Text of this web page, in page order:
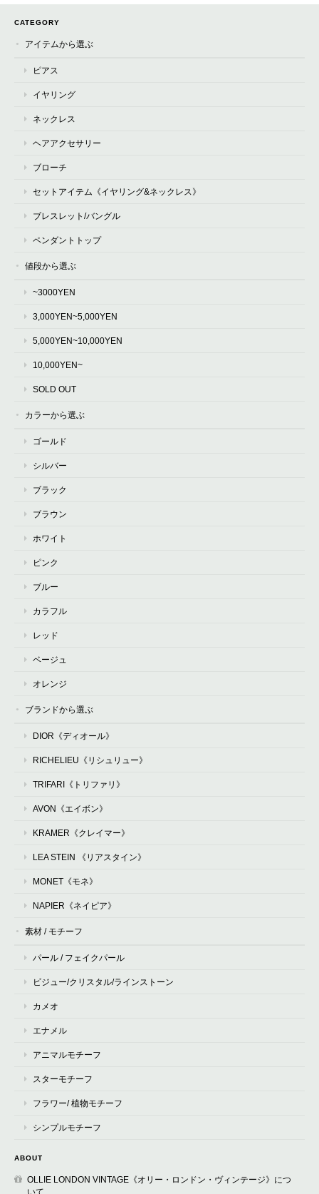
CATEGORY
アイテムから選ぶ
ピアス
イヤリング
ネックレス
ヘアアクセサリー
ブローチ
セットアイテム《イヤリング&ネックレス》
ブレスレット/バングル
ペンダントトップ
値段から選ぶ
~3000YEN
3,000YEN~5,000YEN
5,000YEN~10,000YEN
10,000YEN~
SOLD OUT
カラーから選ぶ
ゴールド
シルバー
ブラック
ブラウン
ホワイト
ピンク
ブルー
カラフル
レッド
ベージュ
オレンジ
ブランドから選ぶ
DIOR《ディオール》
RICHELIEU《リシュリュー》
TRIFARI《トリファリ》
AVON《エイボン》
KRAMER《クレイマー》
LEA STEIN 《リアスタイン》
MONET《モネ》
NAPIER《ネイピア》
素材 / モチーフ
パール / フェイクパール
ビジュー/クリスタル/ラインストーン
カメオ
エナメル
アニマルモチーフ
スターモチーフ
フラワー/ 植物モチーフ
シンプルモチーフ
ABOUT
OLLIE LONDON VINTAGE《オリー・ロンドン・ヴィンテージ》につ
いて